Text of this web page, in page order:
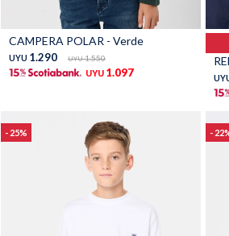
CAMPERA POLAR - Verde
UYU 1.290 UYU 1.550
UYU 1.097
25 22